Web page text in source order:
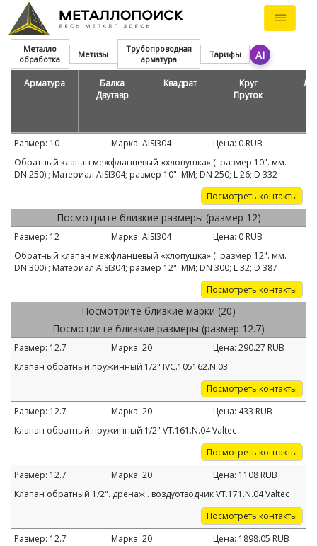
Металло
обработка
Метизы
Трубопроводная
арматура
Тарифы AI
Арматура
Балка
Двутавр
Квадрат
Круг
Пруток
Размер: 10 Марка: AISI304 Цена: 0 RUB
Обратный клапан межфланцевый «хлопушка» (. размер:10". мм.
DN:250) ; Материал AISI304; размер 10". ММ; DN 250; L 26; D 332
Посмотреть контакты
Посмотрите близкие размеры (размер 12)
Размер: 12 Марка: AISI304 Цена: 0 RUB
Обратный клапан межфланцевый «хлопушка» (. размер:12". мм.
DN:300) ; Материал AISI304; размер 12". ММ; DN 300; L 32; D 387
Посмотреть контакты
Посмотрите близкие марки (20)
Посмотрите близкие размеры (размер 12.7)
Размер: 12.7 Марка: 20 Цена: 290.27 RUB
Клапан обратный пружинный 1/2" IVC.105162.N.03
Посмотреть контакты
Размер: 12.7 Марка: 20 Цена: 433 RUB
Клапан обратный пружинный 1/2" VT.161.N.04 Valtec
Посмотреть контакты
Размер: 12.7 Марка: 20 Цена: 1108 RUB
Клапан обратный 1/2". дренаж.. воздуотводчик VT.171.N.04 Valtec
Посмотреть контакты
Размер: 12.7 Марка: 20 Цена: 1898.05 RUB